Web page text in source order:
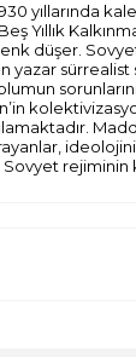
yıllarında
Yıllık
düşer. Sovyet
yazar
Sovyet rejiminin
çarpıcı